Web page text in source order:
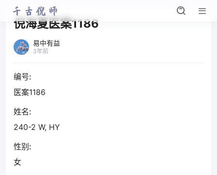
倪海夏医案1186
易中有益
3年前
编号:
医案1186
姓名:
240-2 W, HY
性别:
女